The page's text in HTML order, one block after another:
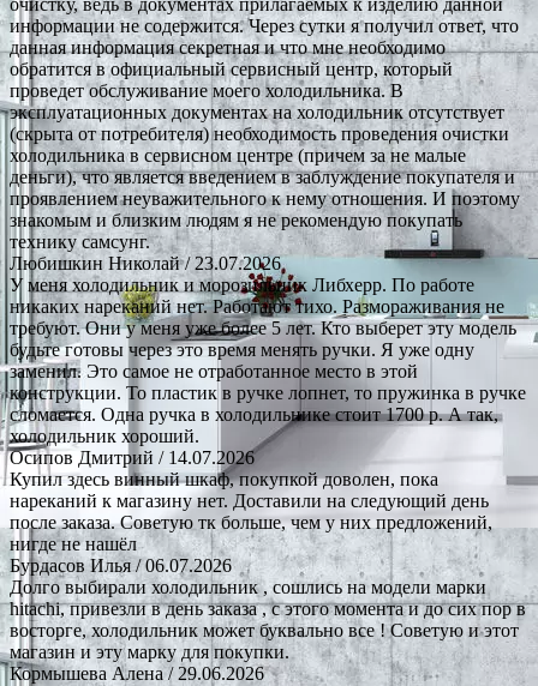
информации не содержится. Через сутки я получил ответ, что
данная информация секретная и что мне необходимо
обратится в официальный сервисный центр, который
проведет обслуживание моего холодильника. В
эксплуатационных документах на холодильник отсутствует
(скрыта от потребителя) необходимость проведения очистки
холодильника в сервисном центре (причем за не малые
деньги), что является введением в заблуждение покупателя и
проявлением неуважительного к нему отношения. И поэтому
знакомым и близким людям я не рекомендую покупать
технику самсунг.
Любишкин Николай/ 23.07.2026
У меня холодильник и морозильник Либхерр. По работе
никаких нареканий нет. Работают тихо. Размораживания не
требуют. Они у меня уже более 5 лет. Кто выберет эту модель
будьте готовы через это время менять ручки. Я уже одну
заменил. Это самое не отработанное место в этой
конструкции. То пластик в ручке лопнет, то пружинка в ручке
сломается. Одна ручка в холодильнике стоит 1700 р. А так,
холодильник хороший.
Осипов Дмитрий / 14.07.2026
Купил здесь винный шкаф, покупкой доволен, пока
нареканий к магазину нет. Доставили на следующий день
после заказа. Советую тк больше, чем у них предложений,
нигде не нашёл
Бурдасов Илья/ 06.07.2026
Долго выбирали холодильник , сошлись на модели марки
hitachi, привезли в день заказа , с этого момента и до сих пор в
восторге, холодильник может буквально все ! Советую и этот
магазин и эту марку для покупки.
Кормышева Алена/ 29.06.2026